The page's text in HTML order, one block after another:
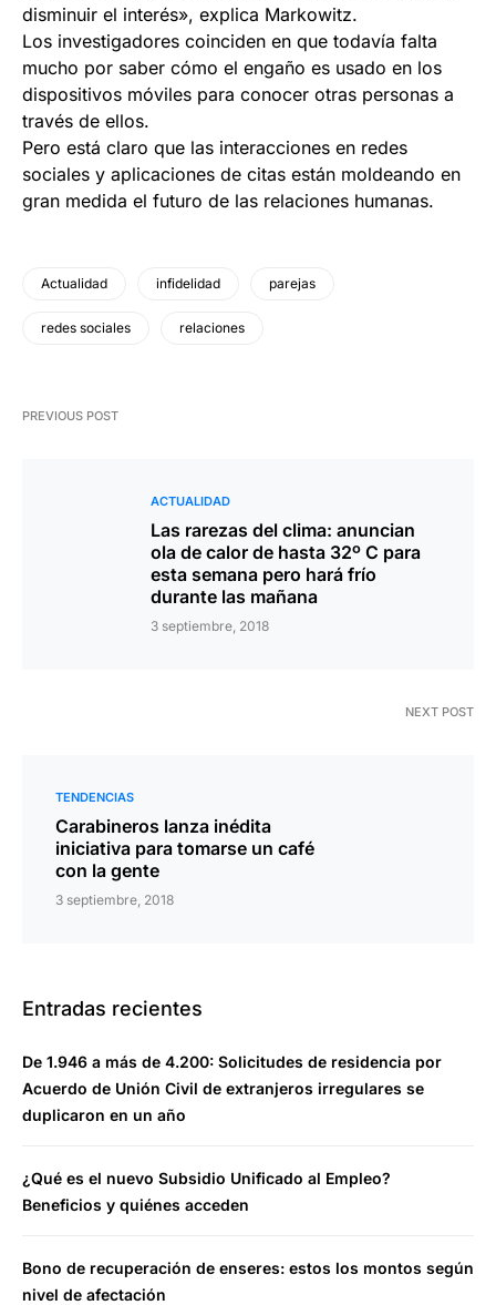
disminuir el interés», explica Markowitz.
Los investigadores coinciden en que todavía falta
mucho por saber cómo el engaño es usado en los
dispositivos móviles para conocer otras personas a
través de ellos.
Pero está claro que las interacciones en redes
sociales y aplicaciones de citas están moldeando en
gran medida el futuro de las relaciones humanas.
Actualidad infidelidad parejas
redes sociales relaciones
PREVIOUS POST
ACTUALIDAD
Las rarezas del clima: anuncian
ola de calor de hasta 32º C para
esta semana pero hará frío
durante las mañana
3 septiembre, 2018
NEXT POST
TENDENCIAS
Carabineros lanza inédita
iniciativa para tomarse un café
con la gente
3 septiembre, 2018
Entradas recientes
De 1.946 a más de 4.200: Solicitudes de residencia por
Acuerdo de Unión Civil de extranjeros irregulares se
duplicaron en un año
¿Qué es el nuevo Subsidio Unificado al Empleo?
Beneficios y quiénes acceden
Bono de recuperación de enseres: estos los montos según
nivel de afectación